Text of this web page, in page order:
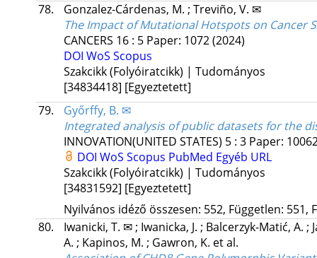
78.
Gonzalez-Cárdenas, M. ; Treviño, V. ✉
The Impact of Mutational Hotspots on Cancer
CANCERS 16: 5 Paper: 1072(2024)
DOI WoS Scopus
Szakcikk (Folyóiratcikk) | Tudományos
[34834418] [Egyeztetett]
79.
Győrffy, B. ✉
Integrated analysis of public datasets for the
INNOVATION(UNITED STATES) 5: 3 Paper:
DOI WoS Scopus PubMed Egyéb URL
Szakcikk (Folyóiratcikk) | Tudományos
[34831592] [Egyeztetett]
Nyilvános idéző összesen: 552, Független: 551,
80.
Iwanicki, T. ✉ ; Iwanicka, J. ; Balcerzyk-Matić, A. ;
A. ; Kapinos, M. ; Gawron, K. et al.